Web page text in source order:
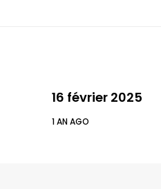
16 février 2025
1 AN AGO